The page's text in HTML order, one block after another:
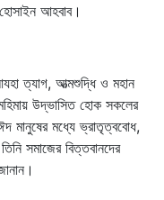
আহবাব।
ত্যাগ, আত্মশুদ্ধি ও মহান
উদ্ভাসিত হোক সকলের
মানুষের মধ্যে ভ্রাতৃত্ববোধ,
সমাজের বিত্তবানদের